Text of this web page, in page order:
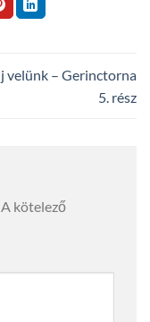
velünk – Gerinctorna
5. rész
A kötelező